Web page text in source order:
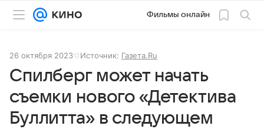
Фильмы онлайн
26 октября 2023 Источник: Газета.Ru
Спилберг может начать
съемки нового «Детектива
Буллитта» в следующем